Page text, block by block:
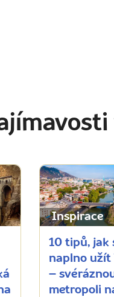
Inspirace
10 tipů, jak
naplno užít
–
metropoli